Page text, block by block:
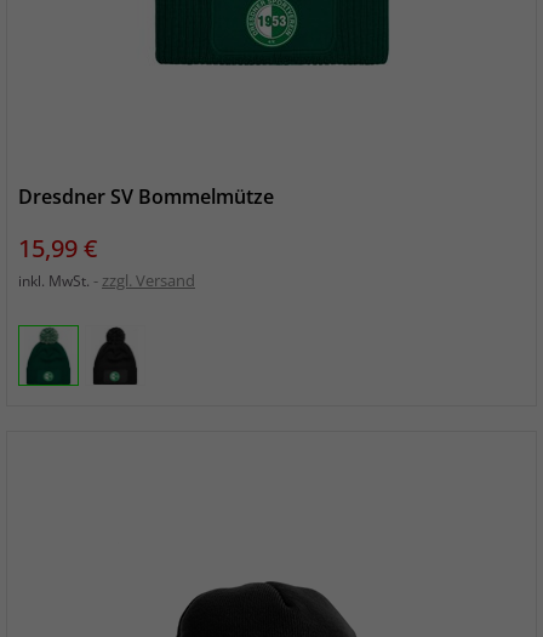
Dresdner SV Bommelmütze
Preis
15,99 €
inkl. MwSt. zzgl. Versand